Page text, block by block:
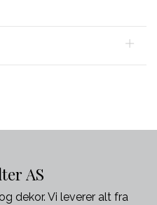
AS
dekor. Vi leverer alt fra